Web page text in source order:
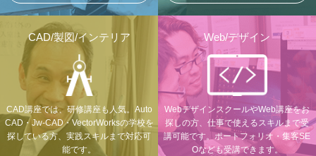
CAD/製図/インテリア
CAD講座では、研修講座も人気。Auto
CAD・Jw-CAD・VectorWorksの学校を
探している方、実践スキルまで対応可
能です。
Web/デザイン
WebデザインスクールやWeb講座をお
探しの方、仕事で使えるスキルまで受
講可能です。ポートフォリオ・集客SE
Oなども受講できます。